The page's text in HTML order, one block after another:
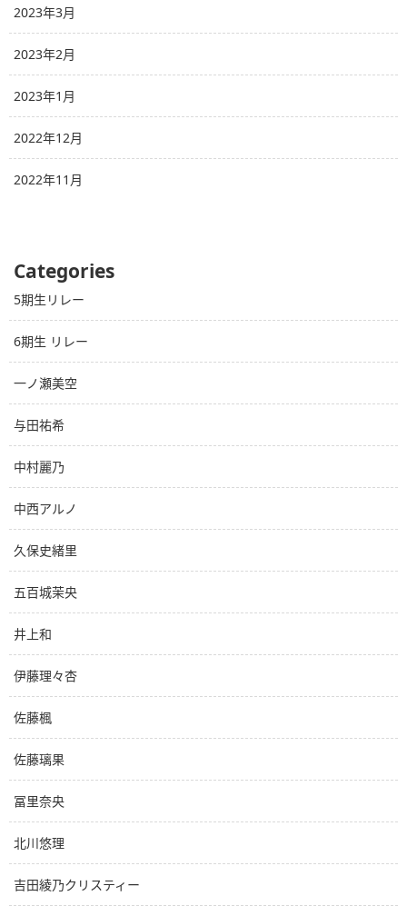
2023年3月
2023年2月
2023年1月
2022年12月
2022年11月
Categories
5期生リレー
6期生 リレー
一ノ瀬美空
与田祐希
中村麗乃
中西アルノ
久保史緒里
五百城茉央
井上和
伊藤理々杏
佐藤楓
佐藤璃果
冨里奈央
北川悠理
吉田綾乃クリスティー